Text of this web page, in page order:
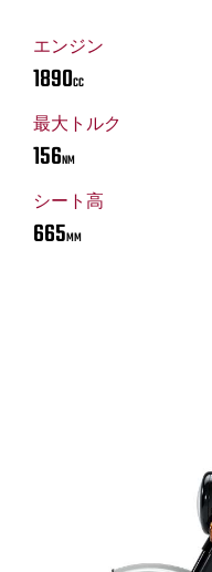
エンジン
1890CC
最大トルク
156NM
シート高
665MM